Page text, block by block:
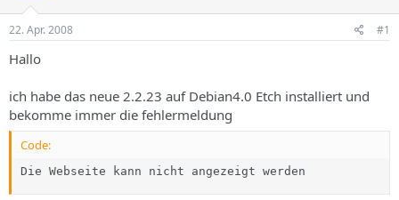
e
r
s
T
e
m
d
a
m
22. Apr. 2008 #1
Hallo
ich habe das neue 2.2.23 auf Debian4.0 Etch installiert und
bekomme immer die fehlermeldung
Code:
Die Webseite kann nicht angezeigt werden